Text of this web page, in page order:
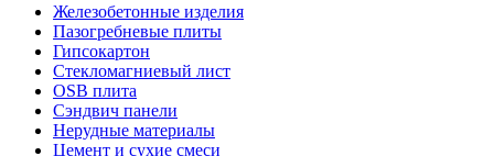
Железобетонные изделия
Пазогребневые плиты
Гипсокартон
Стекломагниевый лист
OSB плита
Сэндвич панели
Нерудные материалы
Цемент и сухие смеси